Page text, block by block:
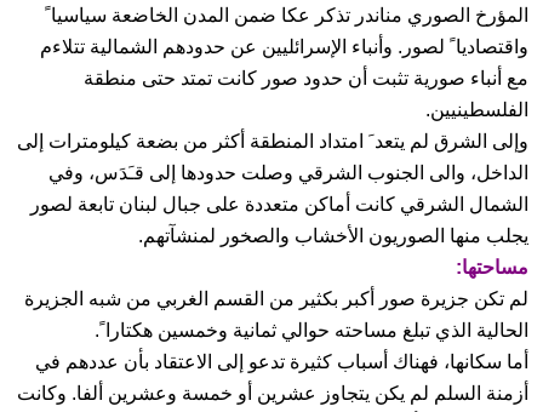
المؤرخ الصوري مناندر تذكر عكا ضمن المدن الخاضعة سياسيا ً
واقتصاديا ً لصور. وأنباء الإسرائليين عن حدودهم الشمالية تتلاءم
مع أنباء صورية تثبت أن حدود صور كانت تمتد حتى منطقة
الفلسطينيين.
وإلى الشرق لم يتعد َ امتداد المنطقة أكثر من بضعة كيلومترات إلى
الداخل، والى الجنوب الشرقي وصلت حدودها إلى قـَدَس، وفي
الشمال الشرقي كانت أماكن متعددة على جبال لبنان تابعة لصور
يجلب منها الصوريون الأخشاب والصخور لمنشآتهم.
مساحتها:
لم تكن جزيرة صور أكبر بكثير من القسم الغربي من شبه الجزيرة
الحالية الذي تبلغ مساحته حوالي ثمانية وخمسين هكتارا ً.
أما سكانها، فهناك أسباب كثيرة تدعو إلى الاعتقاد بأن عددهم في
أزمنة السلم لم يكن يتجاوز عشرين أو خمسة وعشرين ألفا. وكانت